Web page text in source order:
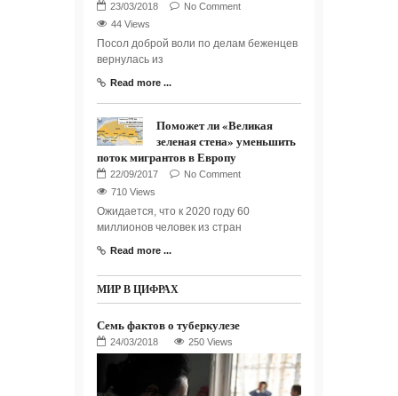
No Comment
44 Views
Посол доброй воли по делам беженцев
вернулась из
Read more ...
Поможет ли «Великая
зеленая стена» уменьшить
поток мигрантов в Европу
No Comment
710 Views
Ожидается, что к 2020 году 60
миллионов человек из стран
Read more ...
МИР В ЦИФРАХ
Семь фактов о туберкулезе
250 Views